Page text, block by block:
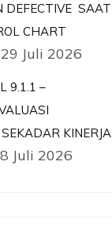
DEFECTIVE SAAT
CHART
29 Juli 2026
9.1.1 –
KINERJA
Juli 2026